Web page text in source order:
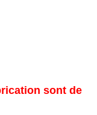
sont de